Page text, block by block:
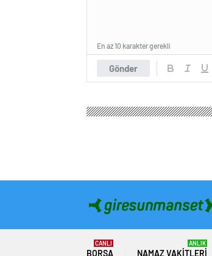
Gönder
En az 10 karakter gerekli
Antalya